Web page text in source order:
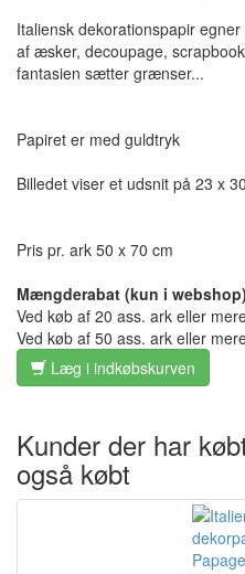
Italiensk dekorationspapir
af æsker, decoupage,
fantasien sætter grænser...
Papiret er med guldtryk
Billedet viser et udsnit på 23 x
Pris pr. ark 50 x 70 cm
Mængderabat (kun i
Ved køb af 20 ass. ark eller
Ved køb af 50 ass. ark eller
Læg i indkøbskurven
Kunder der har
også købt